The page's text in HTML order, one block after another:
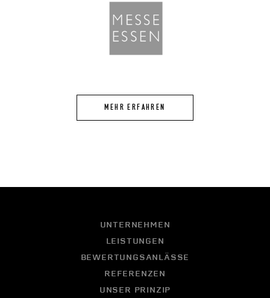
MEHR ERFAHREN
UNTERNEHMEN
LEISTUNGEN
BEWERTUNGSANLÄSSE
REFERENZEN
UNSER PRINZIP